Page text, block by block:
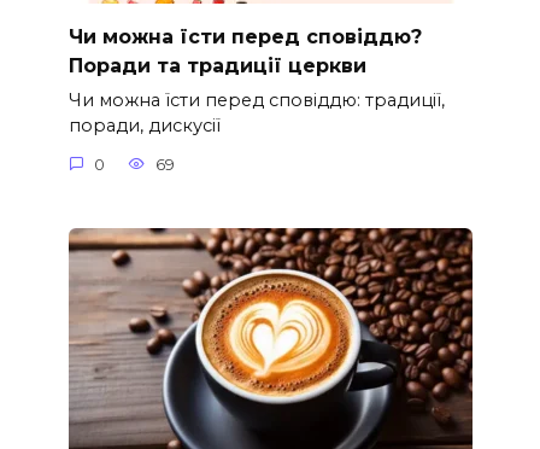
Чи можна їсти перед сповіддю?
Поради та традиції церкви
Чи можна їсти перед сповіддю: традиції,
поради, дискусії
0 69